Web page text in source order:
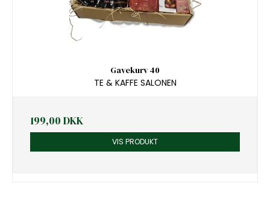
Gavekurv 40
TE & KAFFE SALONEN
199,00 DKK
VIS PRODUKT